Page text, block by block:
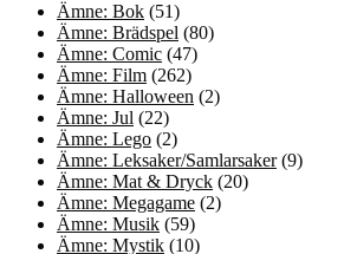
Ämne: Bok (51)
Ämne: Brädspel (80)
Ämne: Comic (47)
Ämne: Film (262)
Ämne: Halloween (2)
Ämne: Jul (22)
Ämne: Lego (2)
Ämne: Leksaker/Samlarsaker(9)
Ämne: Mat & Dryck (20)
Ämne: Megagame (2)
Ämne: Musik (59)
Ämne: Mystik (10)